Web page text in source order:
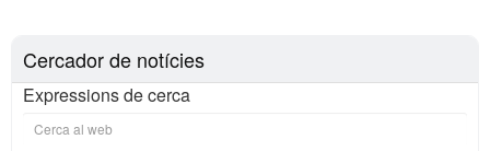
Cercador de notícies
Expressions de cerca